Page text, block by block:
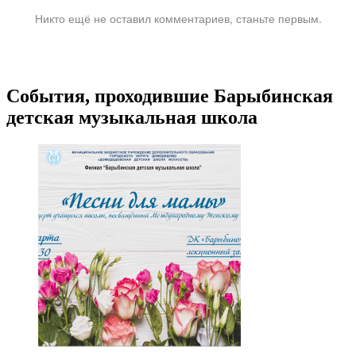
Никто ещё не оставил комментариев, станьте первым.
События, проходившие Барыбинская
детская музыкальная школа